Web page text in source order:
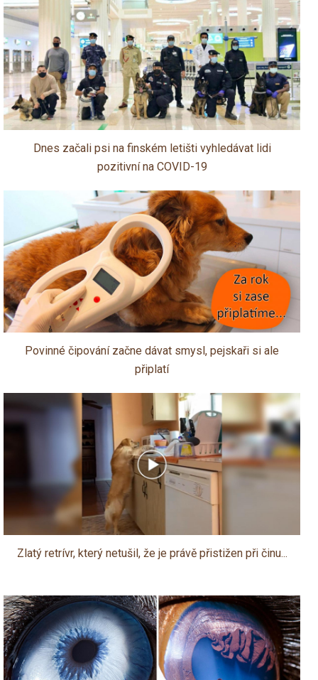
Dnes začali psi na finském letišti vyhledávat lidi
pozitivní na COVID-19
Povinné čipování začne dávat smysl, pejskaři si ale
připlatí
Zlatý retrívr, který netušil, že je právě přistižen při činu...